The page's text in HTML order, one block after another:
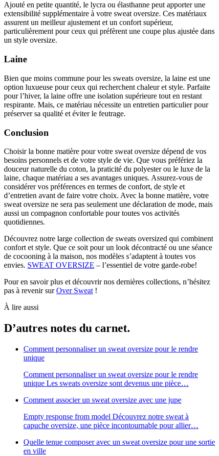
Ajouté en petite quantité, le lycra ou élasthanne peut apporter une
extensibilité supplémentaire à votre sweat oversize. Ces matériaux
assurent un meilleur ajustement et un confort supérieur,
particulièrement pour ceux qui préfèrent une coupe plus ajustée dans
un style oversize.
Laine
Bien que moins commune pour les sweats oversize, la laine est une
option luxueuse pour ceux qui recherchent chaleur et style. Parfaite
pour l’hiver, la laine offre une isolation supérieure tout en restant
respirante. Mais, ce matériau nécessite un entretien particulier pour
préserver sa qualité et éviter le feutrage.
Conclusion
Choisir la bonne matière pour votre sweat oversize dépend de vos
besoins personnels et de votre style de vie. Que vous préfériez la
douceur naturelle du coton, la praticité du polyester ou le luxe de la
laine, chaque matériau a ses avantages uniques. Assurez-vous de
considérer vos préférences en termes de confort, de style et
d’entretien avant de faire votre choix. Avec la bonne matière, votre
sweat oversize ne sera pas seulement une déclaration de mode, mais
aussi un compagnon confortable pour toutes vos activités
quotidiennes.
Découvrez notre large collection de sweats oversized qui combinent
confort et style. Que ce soit pour un look décontracté ou une séance
de cocooning à la maison, nos modèles s’adaptent à toutes vos
envies. SWEAT OVERSIZE – l’essentiel de votre garde-robe!
Pour en savoir plus et découvrir nos dernières collections, n’hésitez
pas à revenir surOver Sweat !
À lire aussi
D’autres notes du carnet.
Comment personnaliser un sweat oversize pour le rendre
unique
Comment personnaliser un sweat oversize pour le rendre
unique Les sweats oversize sont devenus une pièce…
Comment associer un sweat oversize avec une jupe
Empty response from model Découvrez notre sweat à
capuche oversize, une pièce incontournable pour allier…
Quelle tenue composer avec un sweat oversize pour une sortie
en ville